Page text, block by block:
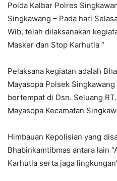
Polda Kalbar Polres
Singkawang – Pada hari
Wib, telah dilaksanakan
Masker dan Stop Karhutla “
Pelaksana kegiatan adalah
Mayasopa Polsek
bertempat di Dsn. Seluang
Mayasopa Kecamatan
Himbauan Kepolisian yang
Bhabinkamtibmas antara lain
Karhutla serta jaga